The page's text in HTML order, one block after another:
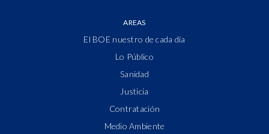
AREAS
El BOE nuestro de cada día
Lo Público
Sanidad
Justicia
Contratación
Medio Ambiente